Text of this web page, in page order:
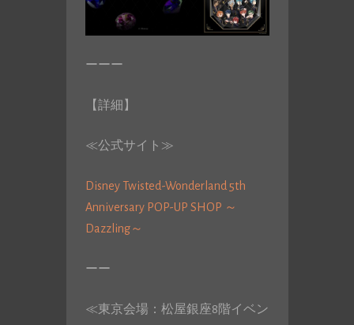
ーーー
【詳細】
≪公式サイト≫
Disney Twisted-Wonderland 5th
Anniversary POP-UP SHOP ～
Dazzling～
ーー
≪東京会場：松屋銀座8階イベン